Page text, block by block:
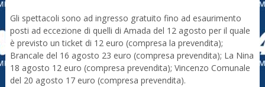
Gli spettacoli sono ad ingresso gratuito fino ad esaurimento
posti ad eccezione di quelli di Amada del 12 agosto per il quale
è previsto un ticket di 12 euro (compresa la prevendita);
Brancale del 16 agosto 23 euro (compresa prevendita); La Nina
18 agosto 12 euro (compresa prevendita); Vincenzo Comunale
del 20 agosto 17 euro (compresa prevendita).